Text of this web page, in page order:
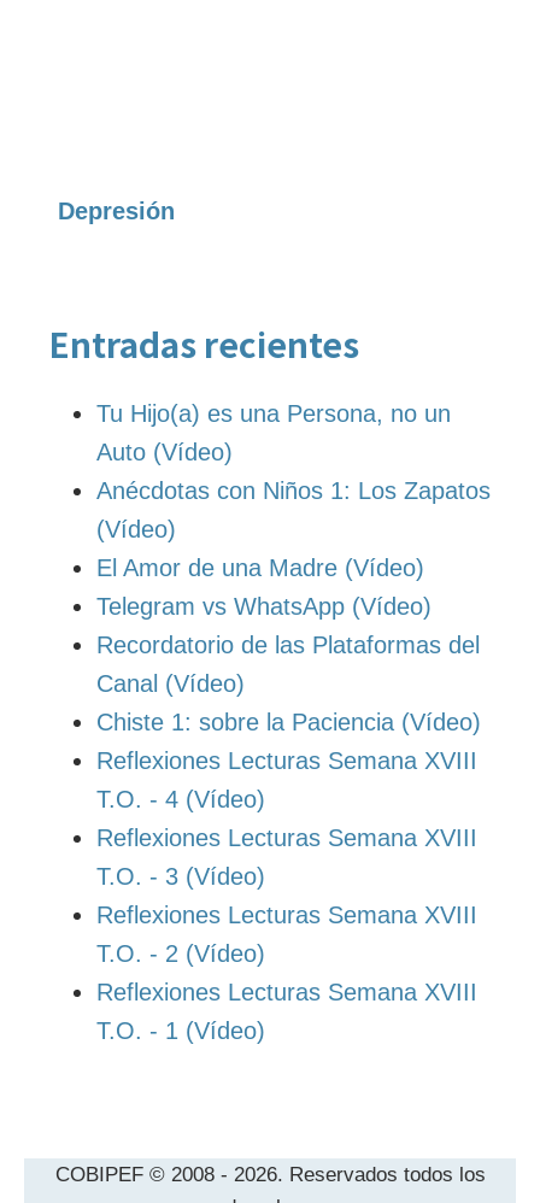
Depresión
Entradas recientes
Tu Hijo(a) es una Persona, no un
Auto (Vídeo)
Anécdotas con Niños 1: Los Zapatos
(Vídeo)
El Amor de una Madre (Vídeo)
Telegram vs WhatsApp (Vídeo)
Recordatorio de las Plataformas del
Canal (Vídeo)
Chiste 1: sobre la Paciencia (Vídeo)
Reflexiones Lecturas Semana XVIII
T.O. - 4 (Vídeo)
Reflexiones Lecturas Semana XVIII
T.O. - 3 (Vídeo)
Reflexiones Lecturas Semana XVIII
T.O. - 2 (Vídeo)
Reflexiones Lecturas Semana XVIII
T.O. - 1 (Vídeo)
COBIPEF © 2008 - 2026. Reservados todos los